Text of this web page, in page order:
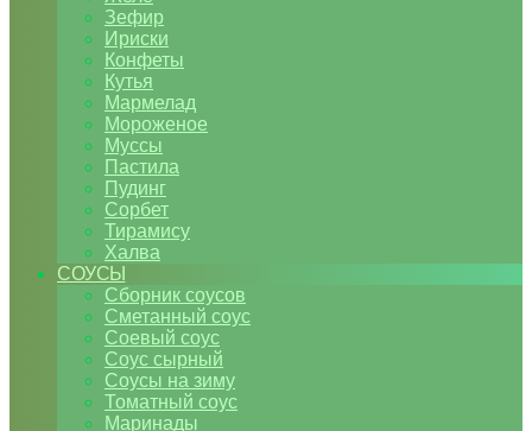
Зефир
Ириски
Конфеты
Кутья
Мармелад
Мороженое
Муссы
Пастила
Пудинг
Сорбет
Тирамису
Халва
СОУСЫ
Сборник соусов
Сметанный соус
Соевый соус
Соус сырный
Соусы на зиму
Томатный соус
Маринады